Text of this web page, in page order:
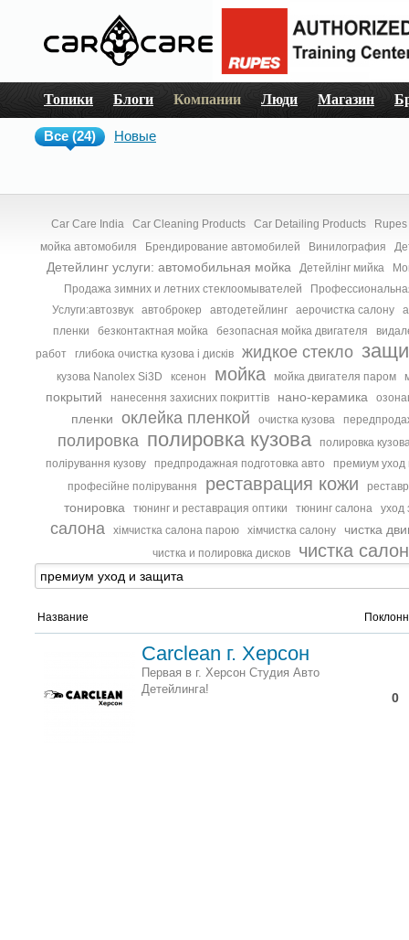
Топики Блоги Компании Люди Магазин
Все (24) Новые
Car Care India Car Cleaning Products Car Detailing Products
мойка автомобиля
Брендирование автомобилей Винилография
Детейлинг услуги: автомобильная мойка Детейлінг мийка
Продажа зимних и летних стеклоомывателей
Услуги:автозвук
автоброкер автодетейлинг аерочистка салону
пленки
безконтактная мойка безопасная мойка двигателя
работ
глибока очистка кузова і дисків жидкое стекло
кузова Nanolex Si3D ксенон мойка мойка двигателя паром
покрытий нанесення захисних покриттів нано-керамика
пленки оклейка пленкой очистка кузова
полировка полировка кузова
полировка
полірування кузову
предпродажная подготовка авто
премиум
професійне полірування
реставрация кожи
тонировка тюнинг и реставрация оптики тюнинг салона уход
салона хімчистка салона парою хімчистка салону чистка
чистка и полировка дисков чистка
Название
Carclean г. Херсон
Первая в г. Херсон Студия Авто
Детейлинга!
0